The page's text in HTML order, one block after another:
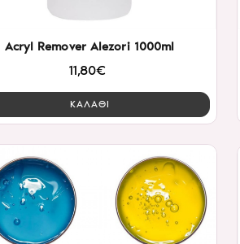
Acryl Remover Alezori 1000ml
11,80€
ΚΑΛΑΘΙ